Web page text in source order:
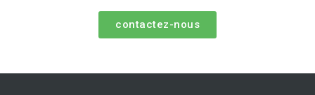
contactez-nous